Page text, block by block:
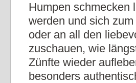
Humpen schmecken
werden und sich
oder an all den
zuschauen, wie
Zünfte wieder
besonders